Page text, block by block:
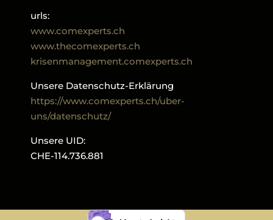
urls:
www.comexperts.ch
www.thecomexperts.ch
krisenmanagement.comexperts.ch
Unsere Datenschutz-Erklärung
https://www.comexperts.ch/uber-
uns/datenschutz/
Unsere UID:
CHE-114.736.881